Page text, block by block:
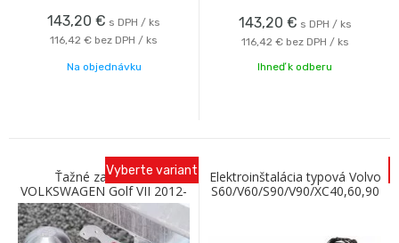
143,20 € s DPH / ks
116,42 € bez DPH / ks
Na objednávku
143,20 € s DPH / ks
116,42 € bez DPH / ks
Ihneď k odberu
Ťažné zariadenie
VOLKSWAGEN Golf VII 2012-
2017 so skrutkovým
odnímaním Galia
Vyberte variant
Elektroinštalácia typová Volvo
S60/V60/S90/V90/XC40,60,90